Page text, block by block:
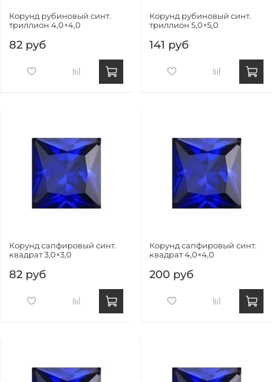
Корунд рубиновый синт.
триллион 4,0×4,0
82 руб
Корунд рубиновый синт.
триллион 5,0×5,0
141 руб
Корунд сапфировый синт.
квадрат 3,0×3,0
82 руб
Корунд сапфировый синт.
квадрат 4,0×4,0
200 руб